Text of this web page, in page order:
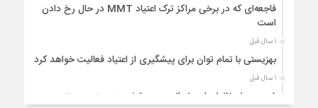
فاجعه‌ای که در برخی مراکز ترک اعتیاد MMT در حال رخ دادن
است
1 سال قبل
بهزیستی با تمام توان برای پیشگیری از اعتیاد فعالیت خواهد کرد
1 سال قبل
۸ درصد از خانوارهای زنجانی زیر پوشش بهزیستی هستند